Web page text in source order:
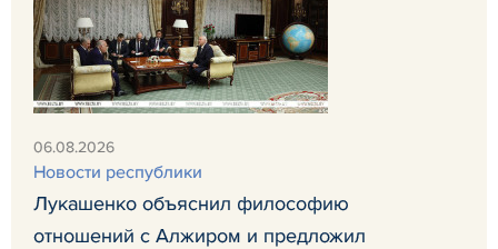
06.08.2026
Новости республики
Лукашенко объяснил философию
отношений с Алжиром и предложил